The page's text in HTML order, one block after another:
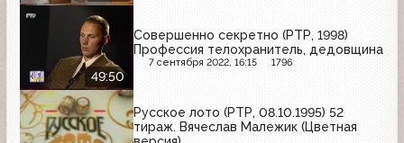
49:50
Совершенно секретно (РТР, 1998)
Профессия телохранитель, дедовщина
7 сентября 2022, 16:15 1796
Русское лото (РТР, 08.10.1995) 52
тираж. Вячеслав Малежик (Цветная